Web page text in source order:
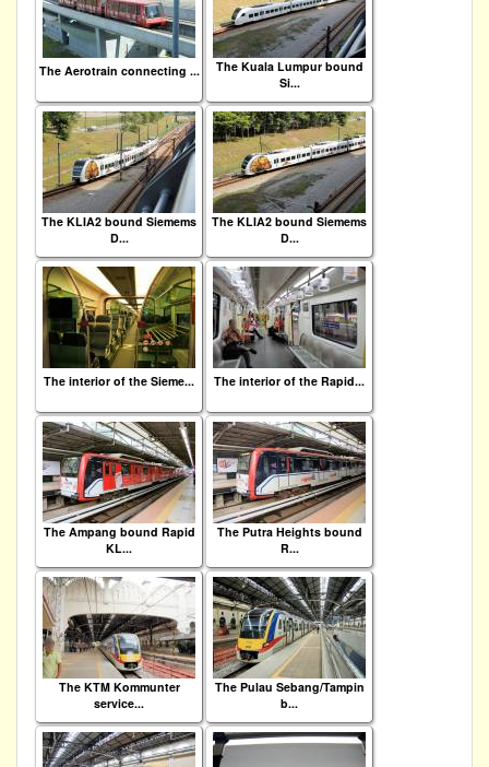
The Aerotrain connecting ...
The Kuala Lumpur bound
Si...
The KLIA2 bound Siemems
D...
The KLIA2 bound Siemems
D...
The interior of the Sieme... The interior of the Rapid...
The Ampang bound Rapid
KL...
The Putra Heights bound
R...
The KTM Kommunter
service...
The Pulau Sebang/Tampin
b...